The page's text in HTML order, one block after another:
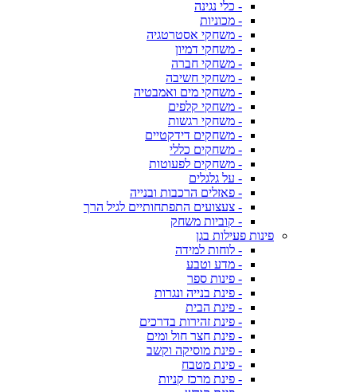
- כלי נגינה
- מכוניות
- משחקי אסטרטגיה
- משחקי דמיון
- משחקי חברה
- משחקי חשיבה
- משחקי מים ואמבטיה
- משחקי קלפים
- משחקי רגשות
- משחקים דידקטיים
- משחקים כללי
- משחקים לפעוטות
- על גלגלים
- פאזלים הרכבות ובנייה
- צעצועים התפתחותיים לגיל הרך
- קוביות משחק
פינות פעילות בגן
- לוחות למידה
- מדע וטבע
- פינות ספר
- פינת בנייה ונגרות
- פינת הבית
- פינת זהירות בדרכים
- פינת חצר חול ומים
- פינת מוסיקה וקשב
- פינת מטבח
- פינת מרכז קניות